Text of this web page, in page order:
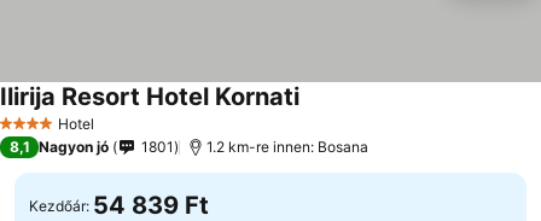
4 KategóriaHotel
Ilirija Resort Hotel Kornati
8,1 Nagyon jó 1801 1.2 km-re innen: Bosana
Kezdőár: 54 839 Ft